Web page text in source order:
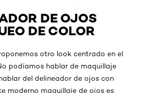
DE OJOS
DE COLOR
otro look centrado en el
podíamos hablar de maquillaje
del delineador de ojos con
moderno maquillaje de ojos es